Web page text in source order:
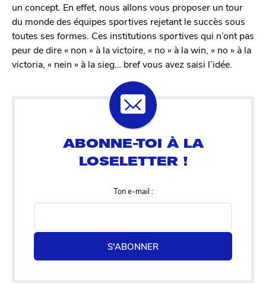
un concept. En effet, nous allons vous proposer un tour
du monde des équipes sportives rejetant le succès sous
toutes ses formes. Ces institutions sportives qui n’ont pas
peur de dire « non » à la victoire, « no » à la win, « no » à la
victoria, « nein » à la sieg… bref vous avez saisi l’idée.
Ton e-mail :
S'ABONNER